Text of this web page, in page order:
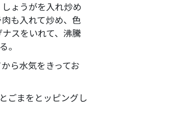
ょうがを入れ炒め
も入れて炒め、色
スをいれて、沸騰
。
ら水気をきってお
ごまをとッピングし